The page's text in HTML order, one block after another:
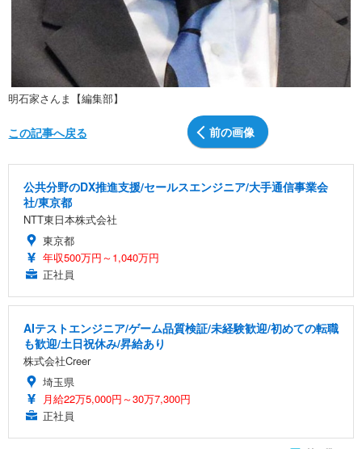
明石家さんま【編集部】
前の画像
この記事へ戻る
公共分野のDX推進支援/セールスエンジニア/大手通信事業会
社/東京都
NTT東日本株式会社
東京都
年収500万円～1,040万円
正社員
AIテストエンジニア/ゲーム品質検証/未経験歓迎/初めての転職
も歓迎/土日祝休み/昇給あり
株式会社Creer
埼玉県
月給22万5,000円～30万7,300円
正社員